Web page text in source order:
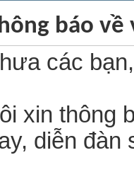
báo
các bạn,
xin thông
diễn đàn